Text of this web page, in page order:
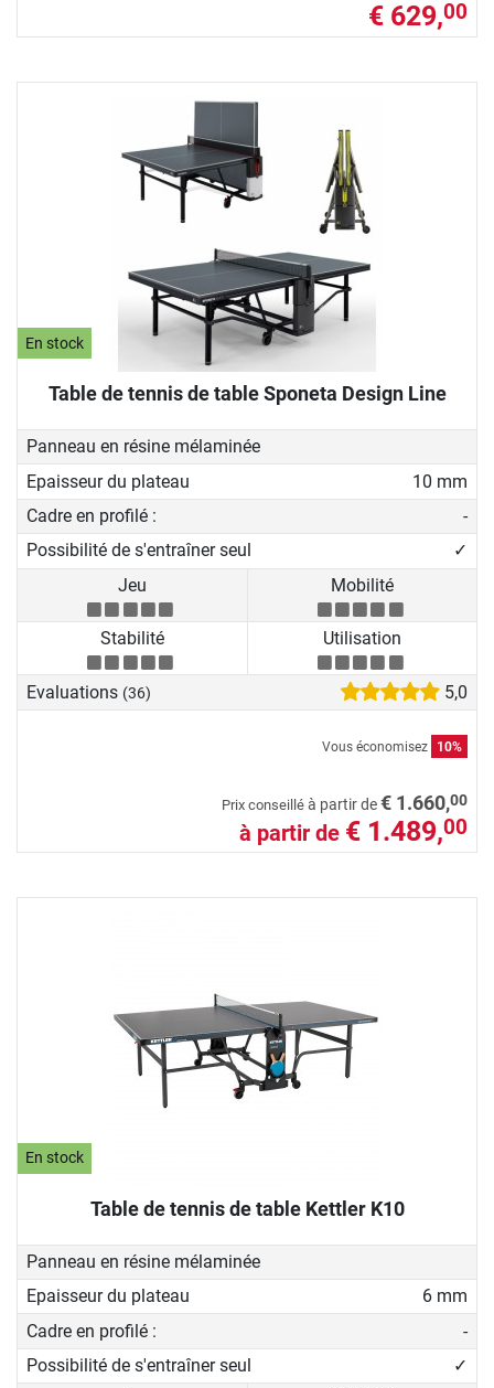
€ 629,00
En stock
Table de tennis de table Sponeta Design Line
Panneau en résine mélaminée
Epaisseur du plateau
10 mm
Cadre en profilé :
-
Possibilité de s'entraîner seul
✓
Jeu
Mobilité
Stabilité Utilisation
Evaluations (36) 5,0
Vous économisez 10%
Prix conseillé à partir de€ 1.660,00
à partir de € 1.489,00
En stock
Table de tennis de table Kettler K10
Panneau en résine mélaminée
Epaisseur du plateau
6 mm
Cadre en profilé :
-
Possibilité de s'entraîner seul
✓